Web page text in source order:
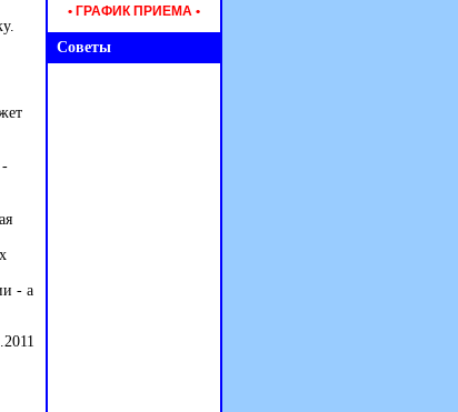
-
- а
• ГРАФИК ПРИЕМА •
Советы